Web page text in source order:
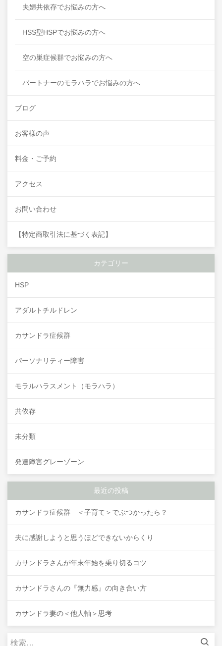
夫婦共依存でお悩みの方へ
HSS型HSPでお悩みの方へ
空の巣症候群でお悩みの方へ
パートナーのモラハラでお悩みの方へ
ブログ
お客様の声
料金・ご予約
アクセス
お問い合わせ
【特定商取引法に基づく表記】
カテゴリー
HSP
アダルトチルドレン
カサンドラ症候群
パーソナリティー障害
モラルハラスメント（モラハラ）
共依存
未分類
発達障害グレーゾーン
最近の投稿
カサンドラ症候群 ＜子育て＞でぶつかったら？
夫に感謝しようと思うほどできないからくり
カサンドラさんが年末年始を乗り切るコツ
カサンドラさんの『無力感』の向き合い方
カサンドラ妻の＜他人軸＞思考
検